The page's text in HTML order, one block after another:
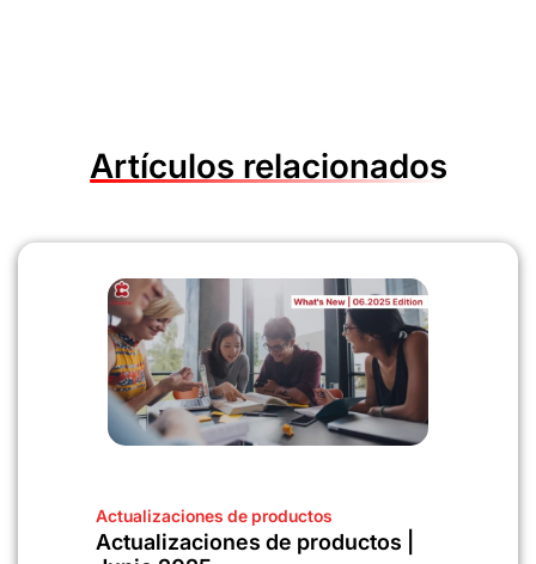
Artículos relacionados
Actualizaciones de productos
Actualizaciones de productos |